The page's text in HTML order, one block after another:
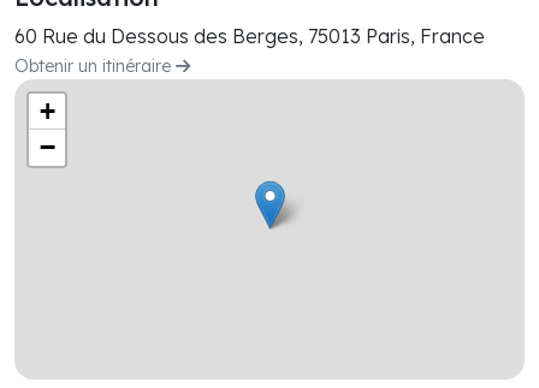
60 Rue du Dessous des Berges, 75013 Paris, France
Obtenir un itinéraire
+
−